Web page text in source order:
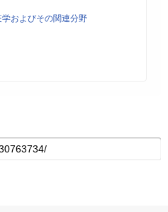
およびその関連分野